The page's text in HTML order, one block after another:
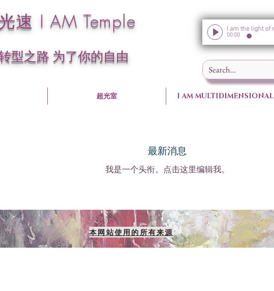
速 I AM Temple
型之路 为了你的自由
00:00
超光室 I AM MULTIDIMENSIONAL
最新消息
我是一个头衔。​点击这里编辑我。
本网站使用的所有来源